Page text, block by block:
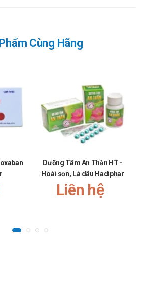
Cùng Hãng
Dưỡng Tâm An Thần HT -
Hoài sơn, Lá dâu Hadiphar
Liên hệ